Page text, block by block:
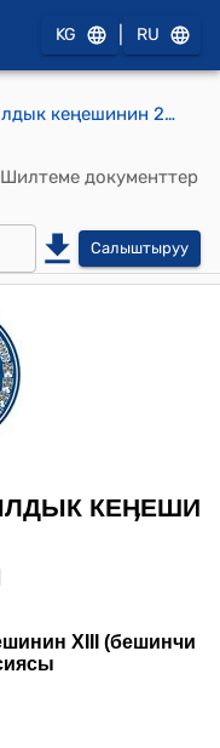
KG RU
Кашкар-Кыштак айылдык кеңешинин 2014-жылдын 17-майындагы № 5 "Мөнөк айылындагы мончону ижарага берүү жөнүндө" токтому
Шилтеме документтер
Салыштыруу